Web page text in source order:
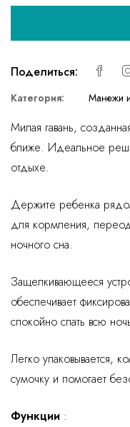
Поделиться:
Категория: Манежи
Милая гавань,
ближе. Идеальное
отдыхе.
Держите ребенка
для кормления,
ночного сна.
Защелкивающееся
обеспечивает
спокойно спать всю
Легко упаковывается,
сумочку и помогает
Функции :